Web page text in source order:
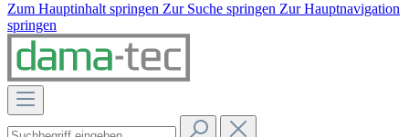
Zum Hauptinhalt springen Zur Suche springen Zur Hauptnavigation
springen